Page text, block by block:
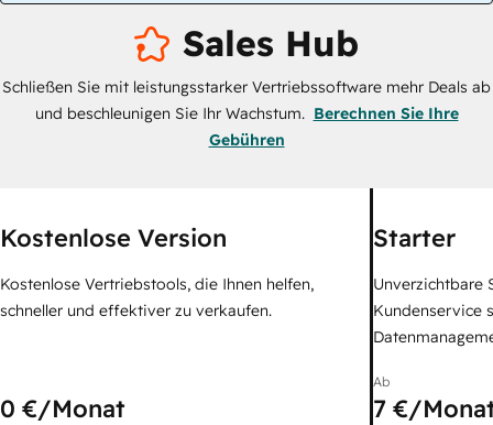
Sales Hub
Schließen Sie mit leistungsstarker Vertriebssoftware mehr Deals ab
und beschleunigen Sie Ihr Wachstum. Berechnen Sie Ihre
Gebühren
Kostenlose Version
Kostenlose Vertriebstools, die Ihnen helfen,
schneller und effektiver zu verkaufen.
0 €/Monat
Starter
Unverzichtbare
Kundenservice
Ab
7 €/